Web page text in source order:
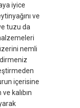
iyice
ve
tuzu da
nemli
içerisine
kalıbın